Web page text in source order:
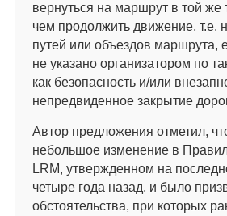
вернуться на маршрут в той же
чем продолжить движение, т.е.
путей или объездов маршрута,
не указано организатором по
как безопасность и/или
непредвиденное закрытие
Автор предложения отметил,
небольшое изменение в
LRM, утвержденном на
четыре года назад, и было
обстоятельства, при которых